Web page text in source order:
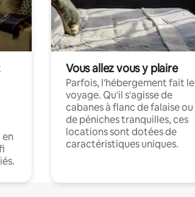
en
Vous allez vous y plaire
Parfois, l'hébergement fait le
voyage. Qu'il s'agisse de
cabanes à flanc de falaise ou
de péniches tranquilles, ces
locations sont dotées de
caractéristiques uniques.